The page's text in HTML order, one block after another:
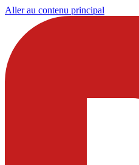
Aller au contenu principal